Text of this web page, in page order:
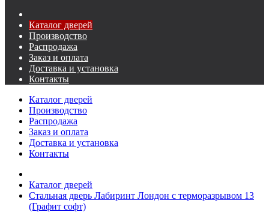
Каталог дверей
Производство
Распродажа
Заказ и оплата
Доставка и установка
Контакты
Каталог дверей
Производство
Распродажа
Заказ и оплата
Доставка и установка
Контакты
Каталог дверей
Стальная дверь Лабиринт Лондон с терморазрывом 13
(Графит софт)